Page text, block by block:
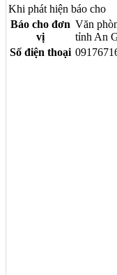
Khi phát hiện báo cho
Báo cho đơn
vị
Văn
tỉnh An
Số điện thoại